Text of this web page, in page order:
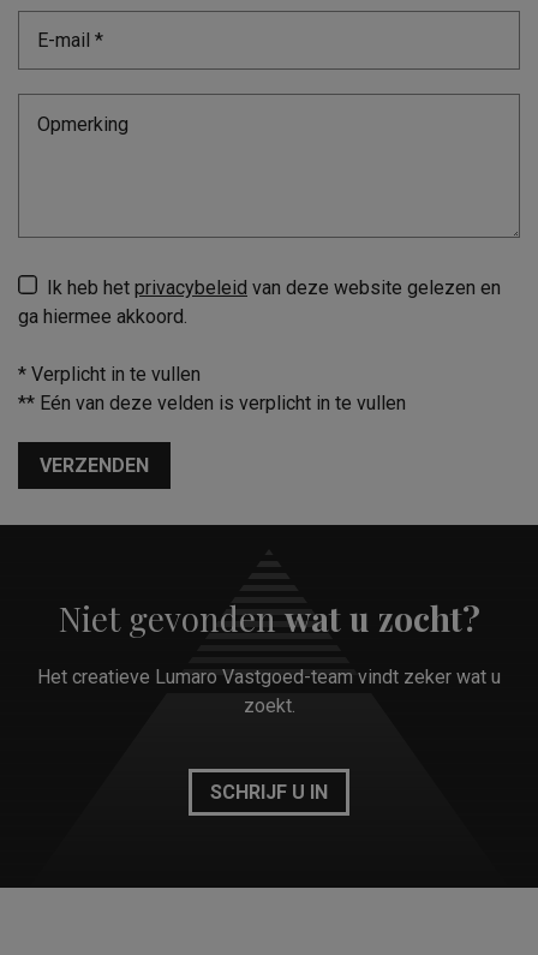
Ik heb het privacybeleid van deze website gelezen en
ga hiermee akkoord.
* Verplicht in te vullen
** Eén van deze velden is verplicht in te vullen
VERZENDEN
Niet gevondenwat u zocht?
Het creatieve Lumaro Vastgoed-team vindt zeker wat u
zoekt.
SCHRIJF U IN